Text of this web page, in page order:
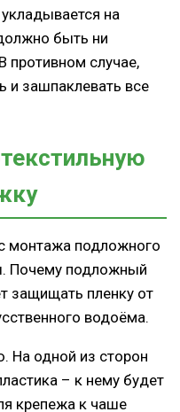
на
быть ни
противном случае,
и зашпаклевать все
монтажа подложного
Почему подложный
защищать пленку от
водоёма.
На одной из сторон
– к нему будет
крепежа к чаше